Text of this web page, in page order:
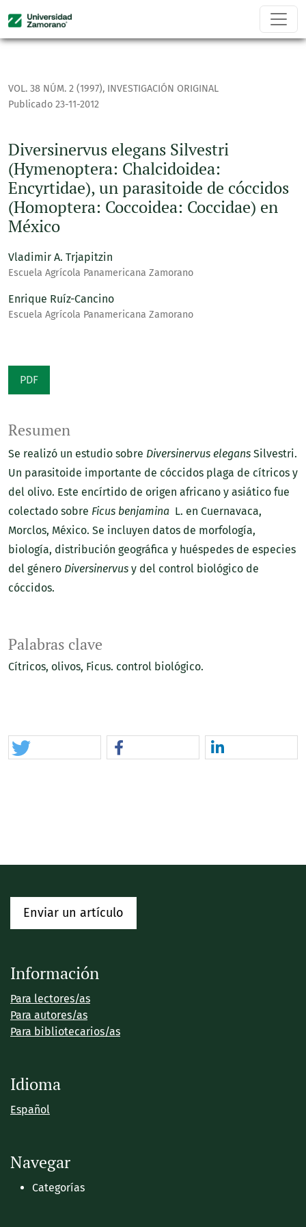
Diversinervus elegans Silvestri (Hymenoptera:
VOL. 38 NÚM. 2 (1997), INVESTIGACIÓN ORIGINAL
Diversinervus elegans Silvestri
(Hymenoptera: Chalcidoidea:
Encyrtidae), un parasitoide de cóccidos
(Homoptera: Coccoidea: Coccidae) en
México
Publicado 23-11-2012
Vladimir A. Trjapitzin
Escuela Agrícola Panamericana Zamorano
Enrique Ruíz-Cancino
Escuela Agrícola Panamericana Zamorano
PDF
Palabras clave
Cítricos olivos Ficus. control biológico.
Resumen
Se realizó un estudio sobre Diversinervus elegans Silvestri.
Un parasitoide importante de cóccidos plaga de cítricos y
del olivo. Este encírtido de origen africano y asiático fue
colectado sobre Ficus benjamina L. en Cuernavaca,
Morclos, México. Se incluyen datos de morfología,
biología, distribución geográfica y huéspedes de especies
del género Diversinervus y del control biológico de
cóccidos.
Enviar un artículo
Información
Para lectores/as
Para autores/as
Para bibliotecarios/as
Idioma
Español
Navegar
Categorías